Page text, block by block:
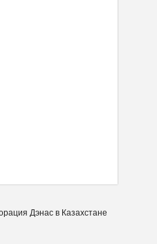
Дэнас в Казахстане